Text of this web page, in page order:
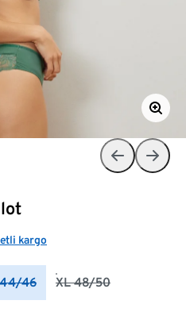
kargo
46 XL 48/50